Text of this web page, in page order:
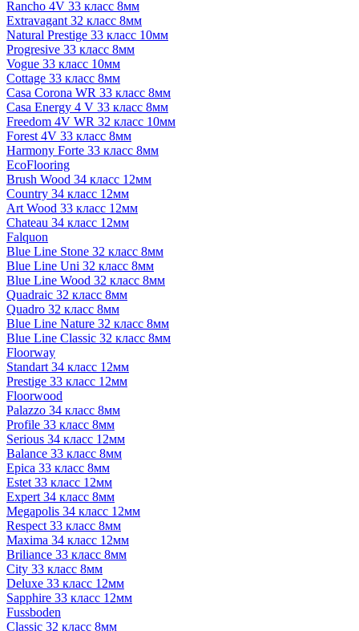
Rancho 4V 33 класс 8мм
Extravagant 32 класс 8мм
Natural Prestige 33 класс 10мм
Progresive 33 класс 8мм
Vogue 33 класс 10мм
Cottage 33 класс 8мм
Casa Corona WR 33 класс 8мм
Casa Energy 4 V 33 класс 8мм
Freedom 4V WR 32 класс 10мм
Forest 4V 33 класс 8мм
Harmony Forte 33 класс 8мм
EcoFlooring
Brush Wood 34 класс 12мм
Country 34 класс 12мм
Art Wood 33 класс 12мм
Chateau 34 класс 12мм
Falquon
Blue Line Stone 32 класс 8мм
Blue Line Uni 32 класс 8мм
Blue Line Wood 32 класс 8мм
Quadraic 32 класс 8мм
Quadro 32 класс 8мм
Blue Line Nature 32 класс 8мм
Blue Line Classic 32 класс 8мм
Floorway
Standart 34 класс 12мм
Prestige 33 класс 12мм
Floorwood
Palazzo 34 класс 8мм
Profile 33 класс 8мм
Serious 34 класс 12мм
Balance 33 класс 8мм
Epica 33 класс 8мм
Estet 33 класс 12мм
Expert 34 класс 8мм
Megapolis 34 класс 12мм
Respect 33 класс 8мм
Maxima 34 класс 12мм
Briliance 33 класс 8мм
City 33 класс 8мм
Deluxe 33 класс 12мм
Sapphire 33 класс 12мм
Fussboden
Classic 32 класс 8мм